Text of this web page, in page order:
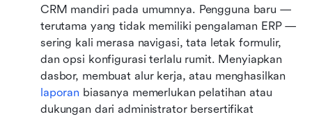
CRM mandiri pada umumnya. Pengguna baru —
terutama yang tidak memiliki pengalaman ERP —
sering kali merasa navigasi, tata letak formulir,
dan opsi konfigurasi terlalu rumit. Menyiapkan
laporan biasanya memerlukan pelatihan atau
dukungan dari administrator bersertifikat